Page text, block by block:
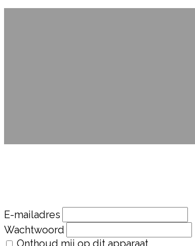
E-mailadres
Wachtwoord
Onthoud mij op dit apparaat